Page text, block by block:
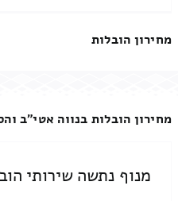
מחירון הובלות
מחירון הובלות בנווה אטי"ב
מנוף נתשה שירותי